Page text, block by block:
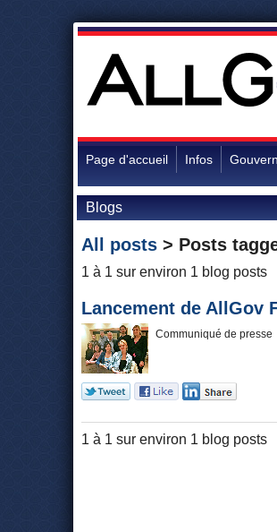
Page d'accueil Infos
Blogs
All posts > Posts
1 à 1 sur environ 1 blog posts
Lancement de AllGov
Communiqué de presse
1 à 1 sur environ 1 blog posts